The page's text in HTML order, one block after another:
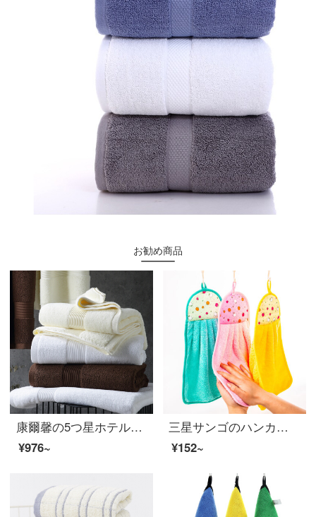
お勧め商品
康爾馨の5つ星ホテルのバスタオルの純綿は厚くて、男女の通用するクリームの黄180*80 cmを吸水します。
¥976~
三星サンゴのハンカチを拭いてください。台所に掛けた漫画は手布を拭いてください。吸水タオルは三条に入れてください。
¥152~